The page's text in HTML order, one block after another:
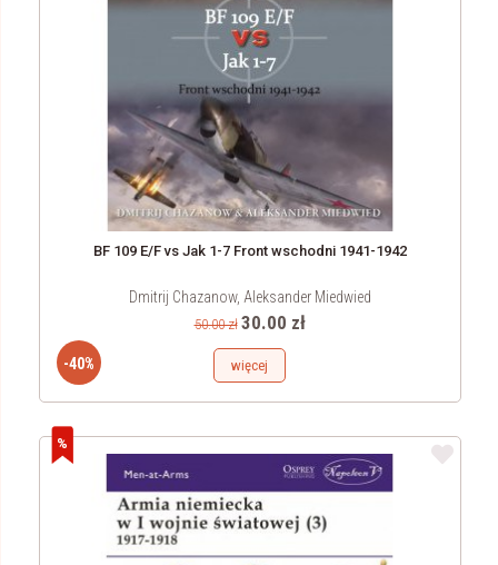
-40%
BF 109 E/F vs Jak 1-7 Front wschodni 1941-1942
Dmitrij Chazanow, Aleksander Miedwied
50.00 zł 30.00 zł
więcej